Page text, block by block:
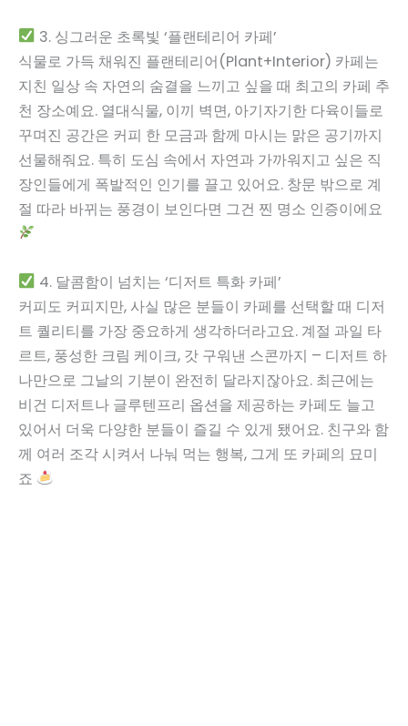
3. 싱그러운 초록빛 ‘플랜테리어 카페’
식물로 가득 채워진 플랜테리어(Plant+Interior) 카페는
지친 일상 속 자연의 숨결을 느끼고 싶을 때 최고의 카페 추
천 장소예요. 열대식물, 이끼 벽면, 아기자기한 다육이들로
꾸며진 공간은 커피 한 모금과 함께 마시는 맑은 공기까지
선물해줘요. 특히 도심 속에서 자연과 가까워지고 싶은 직
장인들에게 폭발적인 인기를 끌고 있어요. 창문 밖으로 계
절 따라 바뀌는 풍경이 보인다면 그건 찐 명소 인증이에요
4. 달콤함이 넘치는 ‘디저트 특화 카페’
커피도 커피지만, 사실 많은 분들이 카페를 선택할 때 디저
트 퀄리티를 가장 중요하게 생각하더라고요. 계절 과일 타
르트, 풍성한 크림 케이크, 갓 구워낸 스콘까지 – 디저트 하
나만으로 그날의 기분이 완전히 달라지잖아요. 최근에는
비건 디저트나 글루텐프리 옵션을 제공하는 카페도 늘고
있어서 더욱 다양한 분들이 즐길 수 있게 됐어요. 친구와 함
께 여러 조각 시켜서 나눠 먹는 행복, 그게 또 카페의 묘미
죠